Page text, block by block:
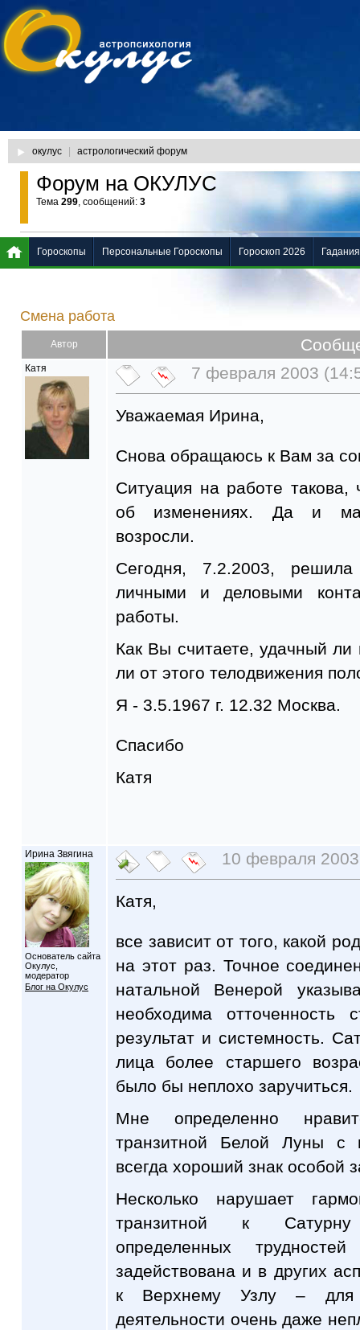
окулус астрологический форум
Форум на ОКУЛУС
Тема 299, сообщений: 3
Смена работа
Автор
Катя 7 февраля 2003
Уважаемая Ирина,
Снова обращаюсь к Вам за
Ситуация на работе такова,
об изменениях. Да и
возросли.
Сегодня, 7.2.2003, решила
личными и деловыми
работы.
Как Вы считаете, удачный
ли от этого телодвижения
Я - 3.5.1967 г. 12.32 Москва.
Спасибо
Катя
Ирина Звягина
Основатель сайта
Окулус,
модератор
Блог на Окулус
10 февраля
Катя,
все зависит от того, какой
на этот раз. Точное
натальной Венерой
необходима отточенность
результат и системность.
лица более старшего
было бы неплохо заручиться.
Мне определенно
транзитной Белой Луны с
всегда хороший знак особой
Несколько нарушает
транзитной к
определенных
задействована и в других
к Верхнему Узлу – для
деятельности очень даже
Гороскопы Персональные Гороскопы Гороскоп 2026 Гадания